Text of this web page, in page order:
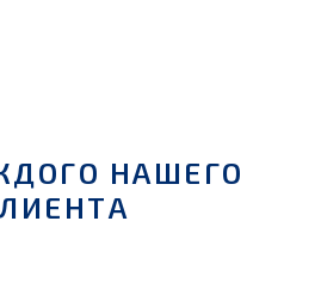
НАШЕГО